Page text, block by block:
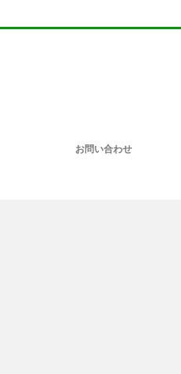
お問い合わせ